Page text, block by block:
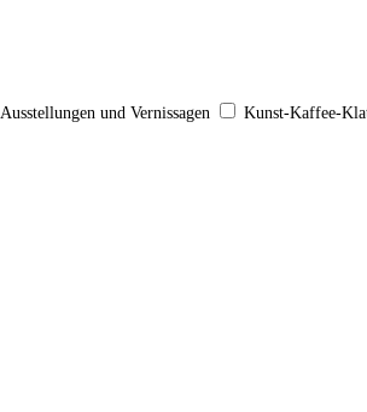
Ausstellungen und Vernissagen Kunst-Kaffee-